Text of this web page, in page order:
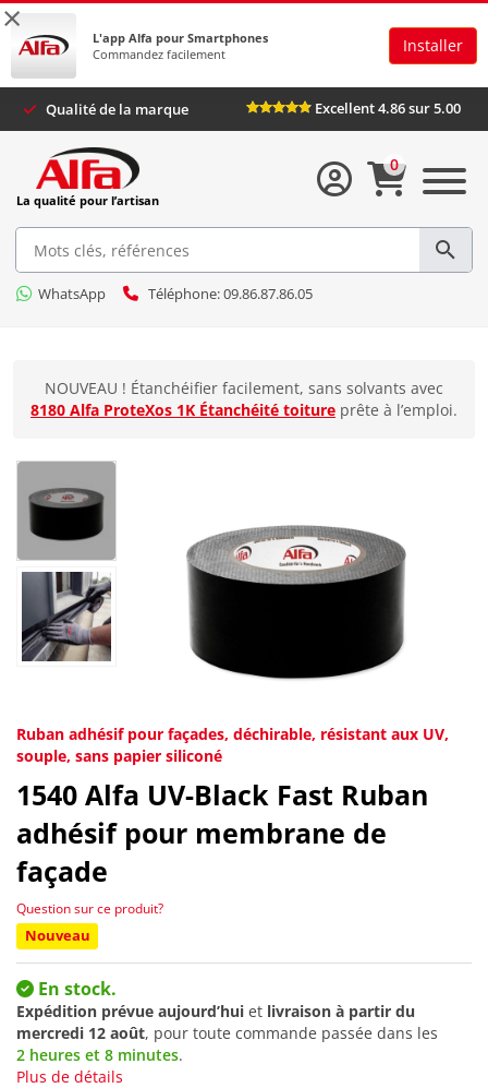
×
L'app Alfa pour Smartphones
Commandez facilement
Installer
Qualité de la marque Excellent 4.86 sur 5.00
La qualité pour l’artisan
WhatsApp Téléphone: 09.86.87.86.05
0
NOUVEAU ! Étanchéifier facilement, sans solvants avec
8180 Alfa ProteXos 1K Étanchéité toiture prête à l’emploi.
Ruban adhésif pour façades, déchirable, résistant aux UV,
souple, sans papier siliconé
1540 Alfa UV-Black Fast Ruban
adhésif pour membrane de
façade
Question sur ce produit?
Nouveau
En stock.
Expédition prévue aujourd’hui et livraison à partir du
mercredi 12 août, pour toute commande passée dans les
2 heures et 8 minutes.
Plus de détails